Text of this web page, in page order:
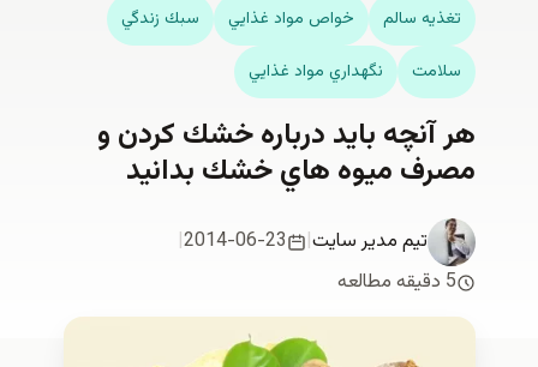
تغذيه سالم خواص مواد غذايي
سبك زندگي
سلامت
نگهداري مواد غذايي
هر آنچه بايد درباره خشك كردن و
مصرف ميوه هاي خشك بدانيد
تیم مدیر سایت|
2014-06-23
|
5 دقیقه مطالعه